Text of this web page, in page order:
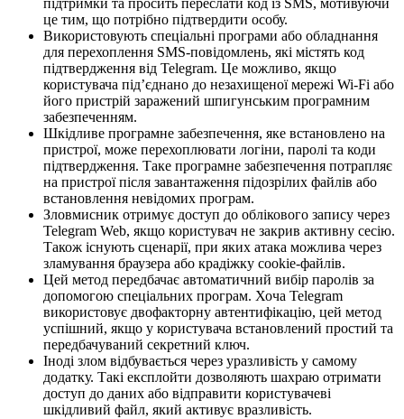
підтримки та просить переслати код із SMS, мотивуючи
це тим, що потрібно підтвердити особу.
Використовують спеціальні програми або обладнання
для перехоплення SMS-повідомлень, які містять код
підтвердження від Telegram. Це можливо, якщо
користувача під’єднано до незахищеної мережі Wi-Fi або
його пристрій заражений шпигунським програмним
забезпеченням.
Шкідливе програмне забезпечення, яке встановлено на
пристрої, може перехоплювати логіни, паролі та коди
підтвердження. Таке програмне забезпечення потрапляє
на пристрої після завантаження підозрілих файлів або
встановлення невідомих програм.
Зловмисник отримує доступ до облікового запису через
Telegram Web, якщо користувач не закрив активну сесію.
Також існують сценарії, при яких атака можлива через
зламування браузера або крадіжку cookie-файлів.
Цей метод передбачає автоматичний вибір паролів за
допомогою спеціальних програм. Хоча Telegram
використовує двофакторну автентифікацію, цей метод
успішний, якщо у користувача встановлений простий та
передбачуваний секретний ключ.
Іноді злом відбувається через уразливість у самому
додатку. Такі експлойти дозволяють шахраю отримати
доступ до даних або відправити користувачеві
шкідливий файл, який активує вразливість.